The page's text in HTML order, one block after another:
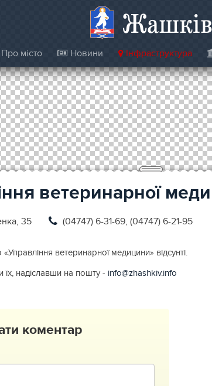
Жашків
Про місто Новини Інфраструктура
ветеринарної
35 (04747) 6-31-69, (04747) 6-21-95
ветеринарної медицини» відсунті.
їх, надіславши на пошту - info@zhashkiv.info
коментар